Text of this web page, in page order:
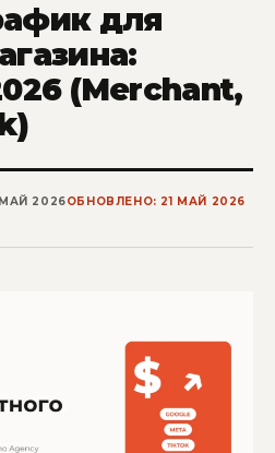
для
(Merchant,
МАЙ 2026ОБНОВЛЕНО: 21 МАЙ 2026